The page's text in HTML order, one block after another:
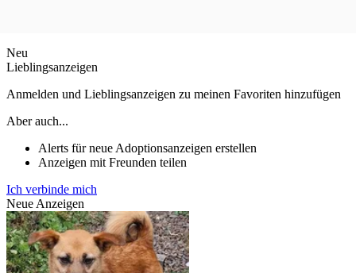
Neu
Lieblingsanzeigen
Anmelden und Lieblingsanzeigen zu meinen Favoriten hinzufügen
Aber auch...
Alerts für neue Adoptionsanzeigen erstellen
Anzeigen mit Freunden teilen
Ich verbinde mich
Neue Anzeigen